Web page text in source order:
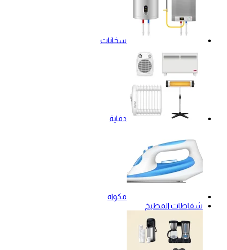
سخانات
دفاية
مكواه
شفاطات المطبخ